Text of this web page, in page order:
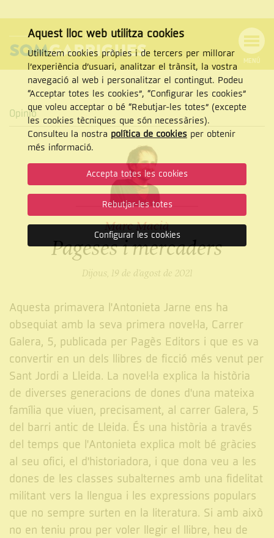
NAVEGACIÓ
MENÚ
Cercar
CERCAR
Opinió
Marc Macià
Pageses i mercaders
Dijous, 19 de d’agost de 2021
Aquesta primavera l'Antonieta Jarne ens ha
obsequiat amb la seva primera novel·la, Carrer
Galera, 5, publicada per Pagès Editors i que es va
convertir en un dels llibres de ficció més venut per
Sant Jordi a Lleida. La novel·la explica la història
de diverses generacions de dones d'una mateixa
família que viuen, precisament, al carrer Galera, 5
del barri antic de Lleida. És una història a través
del temps que l'Antonieta explica molt bé gràcies
al seu ofici, el d'historiadora, i que dona veu a les
dones de les classes subalternes amb una fidelitat
militant vers la llengua i les expressions populars
que no sempre surten en la literatura. Si amb això
no en teniu prou per voler llegir el llibre, heu de
Aquest lloc web utilitza cookies
Utilitzem cookies pròpies i de tercers per millorar
l’experiència d’usuari, analitzar el trànsit, la vostra
navegació al web i personalitzar el contingut. Podeu
“Acceptar totes les cookies”, “Configurar les cookies”
que voleu acceptar o bé “Rebutjar-les totes” (excepte
les cookies tècniques que són necessàries).
Consulteu la nostra política de cookiesper obtenir
més informació.
Accepta totes les cookies
Rebutjar-les totes
Configurar les cookies